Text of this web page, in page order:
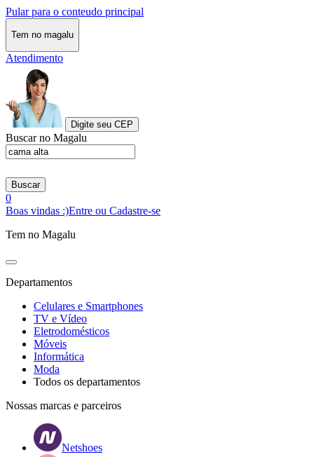
Pular para o conteudo principal
Tem no magalu
Atendimento
Digite seu CEP
Buscar no Magalu
Buscar
0
Boas vindas :)Entre ou Cadastre-se
Tem no Magalu
Departamentos
Celulares e Smartphones
TV e Vídeo
Eletrodomésticos
Móveis
Informática
Moda
Todos os departamentos
Nossas marcas e parceiros
Netshoes